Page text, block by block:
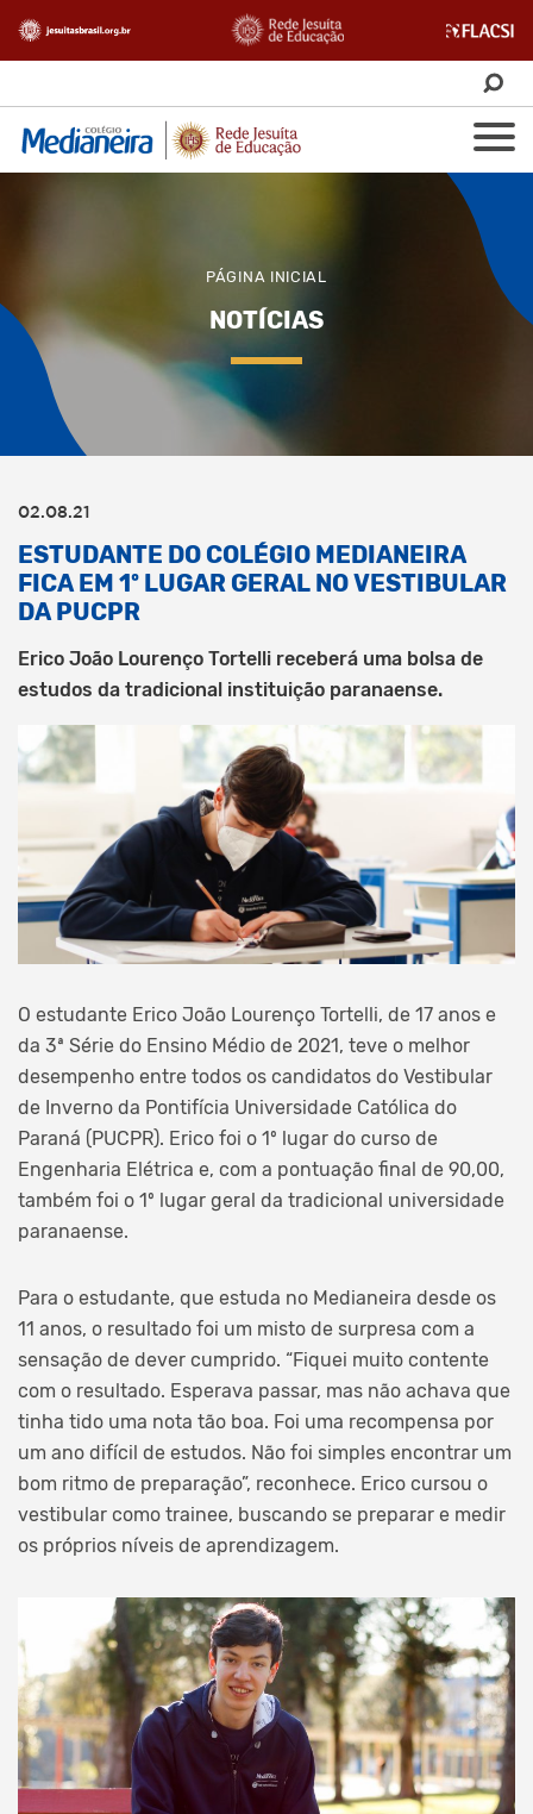
PÁGINA INICIAL
NOTÍCIAS
02.08.21
ESTUDANTE DO COLÉGIO MEDIANEIRA
FICA EM 1º LUGAR GERAL NO VESTIBULAR
DA PUCPR
Erico João Lourenço Tortelli receberá uma bolsa de
estudos da tradicional instituição paranaense.
O estudante Erico João Lourenço Tortelli, de 17 anos e
da 3ª Série do Ensino Médio de 2021, teve o melhor
desempenho entre todos os candidatos do Vestibular
de Inverno da Pontifícia Universidade Católica do
Paraná (PUCPR). Erico foi o 1º lugar do curso de
Engenharia Elétrica e, com a pontuação final de 90,00,
também foi o 1º lugar geral da tradicional universidade
paranaense.
Para o estudante, que estuda no Medianeira desde os
11 anos, o resultado foi um misto de surpresa com a
sensação de dever cumprido. “Fiquei muito contente
com o resultado. Esperava passar, mas não achava que
tinha tido uma nota tão boa. Foi uma recompensa por
um ano difícil de estudos. Não foi simples encontrar um
bom ritmo de preparação”, reconhece. Erico cursou o
vestibular como trainee, buscando se preparar e medir
os próprios níveis de aprendizagem.